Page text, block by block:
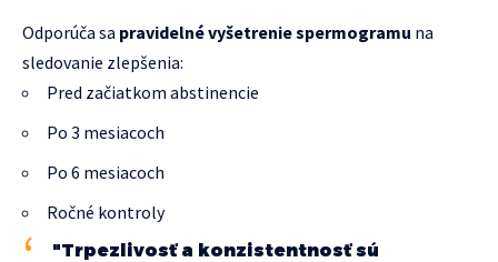
Odporúča sa pravidelné vyšetrenie spermogramu na
sledovanie zlepšenia:
Pred začiatkom abstinencie
Po 3 mesiacoch
Po 6 mesiacoch
Ročné kontroly
"Trpezlivosť a konzistentnosť sú